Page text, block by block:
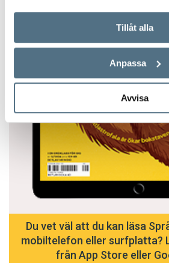
Tillåt alla
Anpassa
Avvisa
Du vet väl att du kan läsa
mobiltelefon eller surfplatta?
från App Store eller